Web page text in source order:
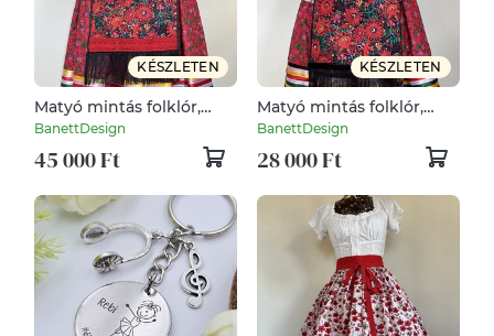
KÉSZLETEN
Matyó mintás folklór,
néptáncos szoknya
BanettDesign
45 000 Ft
KÉSZLETEN
Matyó mintás folklór,
néptáncos szoknya
BanettDesign
28 000 Ft